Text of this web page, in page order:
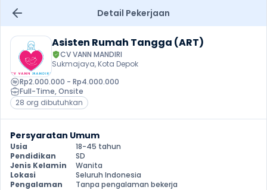
Detail Pekerjaan
Asisten Rumah Tangga (ART)
CV VANN MANDIRI
Sukmajaya, Kota Depok
Rp2.000.000 - Rp4.000.000
Full-Time, Onsite
28 org dibutuhkan
Persyaratan Umum
Usia
18-45 tahun
Pendidikan
SD
Jenis Kelamin
Wanita
Lokasi
Seluruh Indonesia
Pengalaman
Tanpa pengalaman bekerja